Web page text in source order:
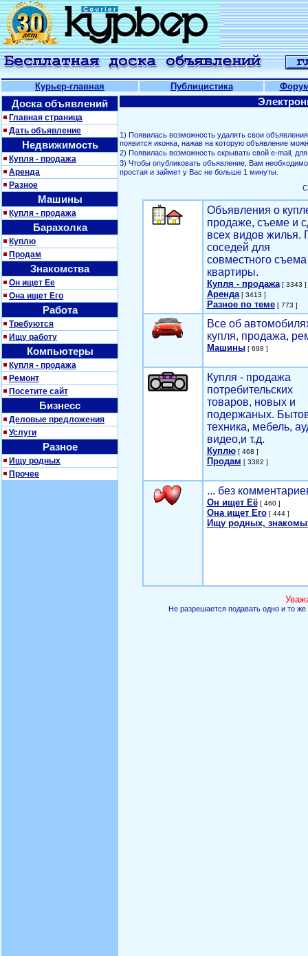
Курьер-главная Публицистика
Доска объявлений
Главная страница
Дать объявление
Недвижимость
Купля - продажа
Аренда
Разное
Машины
Купля - продажа
Барахолка
Куплю
Продам
Знакомства
Он ищет Ее
Она ищет Его
Работа
Требуются
Ищу работу
Компьютеры
Купля - продажа
Ремонт
Посетите сайт
Бизнесс
Деловые предложения
Услуги
Разное
Ищу родных
Прочее
1) Появилась возможность удалять свои
появится иконка, нажав на которую объявление
2) Появилась возможность скрывать свой е-mail,
3) Чтобы опубликовать объявление, Вам
простая и займет у Вас не больше 1 минуты.
Объявления о
продаже, съеме и
всех видов жилья.
соседей для
совместного съема
квартиры.
Купля - продажа[ 3343 ]
Аренда[ 3413 ]
Разное по теме[ 773 ]
Все об
купля, продажа,
Машины[ 698 ]
Купля - продажа
потребительских
товаров, новых и
подержаных.
техника, мебель,
видео,и т.д.
Куплю[ 468 ]
Продам [ 3382 ]
... без
Он ищет Её[ 460 ]
Она ищет Его[ 444 ]
Ищу родных,
Не разрешается подавать одно и то